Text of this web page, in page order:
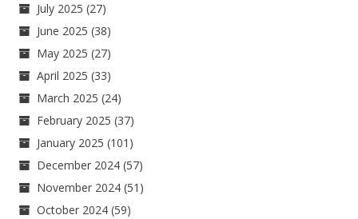
July 2025 (27)
June 2025 (38)
May 2025 (27)
April 2025 (33)
March 2025 (24)
February 2025 (37)
January 2025 (101)
December 2024 (57)
November 2024 (51)
October 2024 (59)